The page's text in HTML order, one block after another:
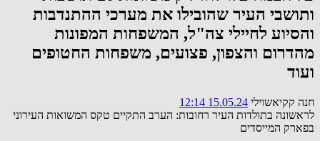
ותושבי העיר שהובילו את מערכי ההתנדבות
והסיוע לחיילי צה"ל, המשפחות המפונות
מהדרום והצפון, פצועים, משפחות החטופים
ועוד
חנה קקיאשוילי 15.05.24 12:14
לראשונה בתולדות העיר רחובות: הערב התקיים טקס המשואות העירוני
בפארק המייסדים